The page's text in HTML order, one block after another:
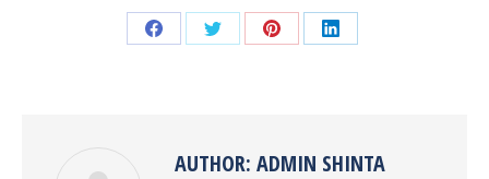
Share Share Share Share
AUTHOR: ADMIN SHINTA